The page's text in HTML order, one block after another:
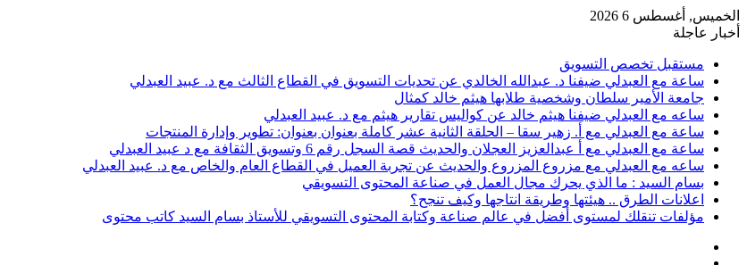
الخميس, أغسطس 6 2026
أخبار عاجلة
مستقبل تخصص التسويق
ساعة مع العبدلي ضيفنا د. عبدالله الخالدي عن تحديات التسويق في القطاع الثالث مع د. عبيد العبدلي
جامعة الأمير سلطان وشخصية طلابها هيثم خالد كمثال
ساعه مع العبدلي ضيفنا هيثم خالد عن كواليس تقارير هيثم مع د. عبيد العبدلي
ساعة مع العبدلي مع أ. زهير سقا – الحلقة الثانية عشر كاملة بعنوان بعنوان: تطوير وإدارة المنتجات
ساعة مع العبدلي مع أ عبدالعزيز العجلان والحديث قصة السجل رقم 6 وتسويق الثقافة مع د عبيد العبدلي
ساعه مع العبدلي مع مزروع المزروع والحديث عن تجربة العميل في القطاع العام والخاص مع د. عبيد العبدلي
بسام السيد : ما الذي يحرك مجال العمل في صناعة المحتوى التسويقي
اعلانات الطرق .. هيئتها وطريقة انتاجها وكيف تنجح؟
مؤلفات تنقلك لمستوى أفضل في عالم صناعة وكتابة المحتوى التسويقي للأستاذ بسام السيد كاتب محتوى